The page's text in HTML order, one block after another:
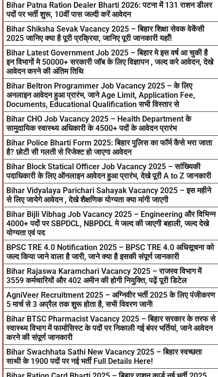
Bihar Patna Ration Dealer Bharti 2026: पटना में 131 राशन डीलर
पदों पर भर्ती शुरू, 10वीं पास जल्दी करें आवेदन
Bihar Shiksha Sevak Vacancy 2025 – बिहार शिक्षा सेवक वेकेंसी
2025 जानिए क्या है पूरी प्रक्रिया, जानिए पूरी जानकारी यहाँ!
Bihar Latest Government Job 2025 – बिहार मे इस वर्ष आ चुकी है
इन विभागों मे 50000+ सरकारी जॉब के लिए विज्ञापन , जल्द करे आवेदन, देखे
आवेदन करने की अंतिम तिथि
Bihar Beltron Programmer Job Vacancy 2025 – के लिए
अनलाइन आवेदन हुआ प्रारंभ, जाने Age Limit, Application Fee,
Documents, Educational Qualification सभी विस्तार से
Bihar CHO Job Vacancy 2025 – Health Department के
सामुदायिक स्वास्थ्य अधिकारी के 4500+ पदों के आवेदन प्रारंभ
Bihar Police Bharti Form 2025: बिहार पुलिस का फॉर्म कैसे भरा जाता
है? छोटी सी गलती से रिजेक्ट हो जाएगा आवेदन
Bihar Block Statical Officer Job Vacancy 2025 – सांख्यिकी
पदाधिकारी के लिए ऑनलाइन आवेदन हुआ प्रारंभ, देखे पूरी A to Z जानकारी
Bihar Vidyalaya Parichari Sahayak Vacancy 2025 – इस महीने
से लिए जायेगे आवेदन , देखे शैक्षणिक योग्यता क्या मांगी जाएगी
Bihar Bijli Vibhag Job Vacancy 2025 – Engineering और विभिन्न
4000+ पदों पर SBPDCL, NBPDCL मे जल्द की जाएगी बहाली, जल्द देखे
योग्यता एवं पद
BPSC TRE 4.0 Notification 2025 – BPSC TRE 4.0 अधिसूचना को
जल्द किया जाने वाला है जारी, जाने क्या है इसकी संपूर्ण जानकारी
Bihar Rajaswa Karamchari Vacancy 2025 – राजस्व विभाग में
3559 कर्मचारियों और 402 अमीन की होगी नियुक्ति, पढ़ें पूरी डिटेल
AgniVeer Recruitment 2025 – अग्निवीर भर्ती 2025 के लिए पंजीकरण
5 मार्च से 3 अप्रैल तक शुरू होता है, सभी विवरण जानें!
Bihar BTSC Pharmacist Vacancy 2025 – बिहार सरकार के तरफ से
स्वास्थ्य विभाग में फार्मासिस्ट के पदों पर निकाली गई बंपर भर्तियां, जाने आवेदन
करने की संपूर्ण जानकारी
Bihar Swachhata Sathi New Vacancy 2025 – बिहार स्वच्छता
साथी के 1900 पदों पर नई भर्ती Full Details Here!